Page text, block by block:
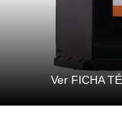
Ver FICHA